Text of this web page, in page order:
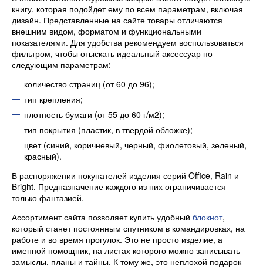
книгу, которая подойдет ему по всем параметрам, включая
дизайн. Представленные на сайте товары отличаются
внешним видом, форматом и функциональными
показателями. Для удобства рекомендуем воспользоваться
фильтром, чтобы отыскать идеальный аксессуар по
следующим параметрам:
количество страниц (от 60 до 96);
тип крепления;
плотность бумаги (от 55 до 60 г/м2);
тип покрытия (пластик, в твердой обложке);
цвет (синий, коричневый, черный, фиолетовый, зеленый,
красный).
В распоряжении покупателей изделия серий Office, Rain и
Bright. Предназначение каждого из них ограничивается
только фантазией.
Ассортимент сайта позволяет купить удобный блокнот,
который станет постоянным спутником в командировках, на
работе и во время прогулок. Это не просто изделие, а
именной помощник, на листах которого можно записывать
замыслы, планы и тайны. К тому же, это неплохой подарок